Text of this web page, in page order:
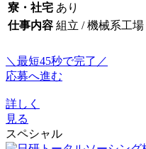
寮・社宅 あり
仕事内容 組立 / 機械系工場
＼最短45秒で完了／
応募へ進む
詳しく
見る
スペシャル